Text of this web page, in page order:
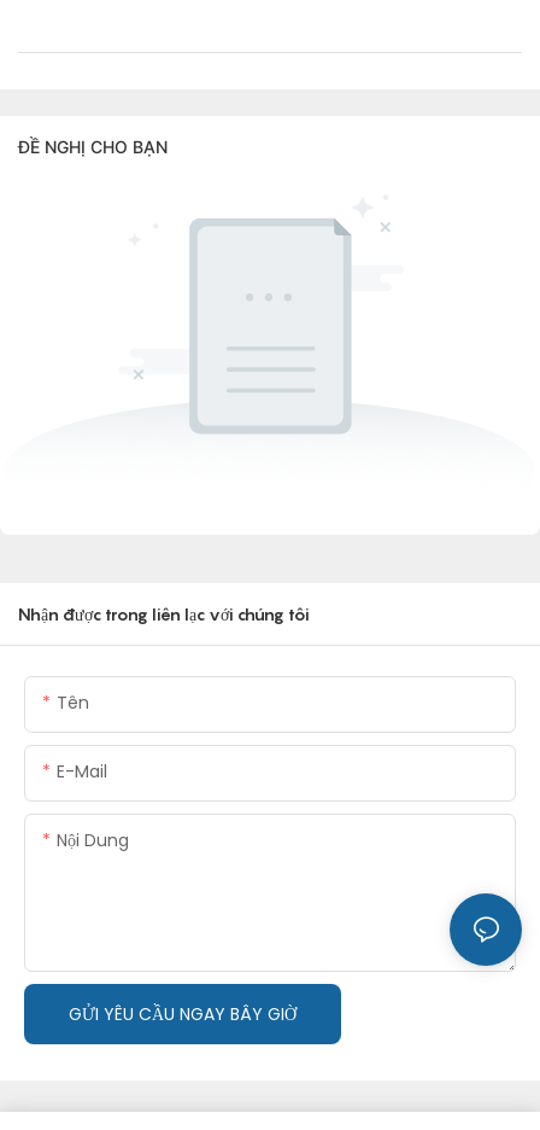
ĐỀ NGHỊ CHO BẠN
Nhận được trong liên lạc với chúng tôi
Tên
E-Mail
Nội Dung
GỬI YÊU CẦU NGAY BÂY GIỜ